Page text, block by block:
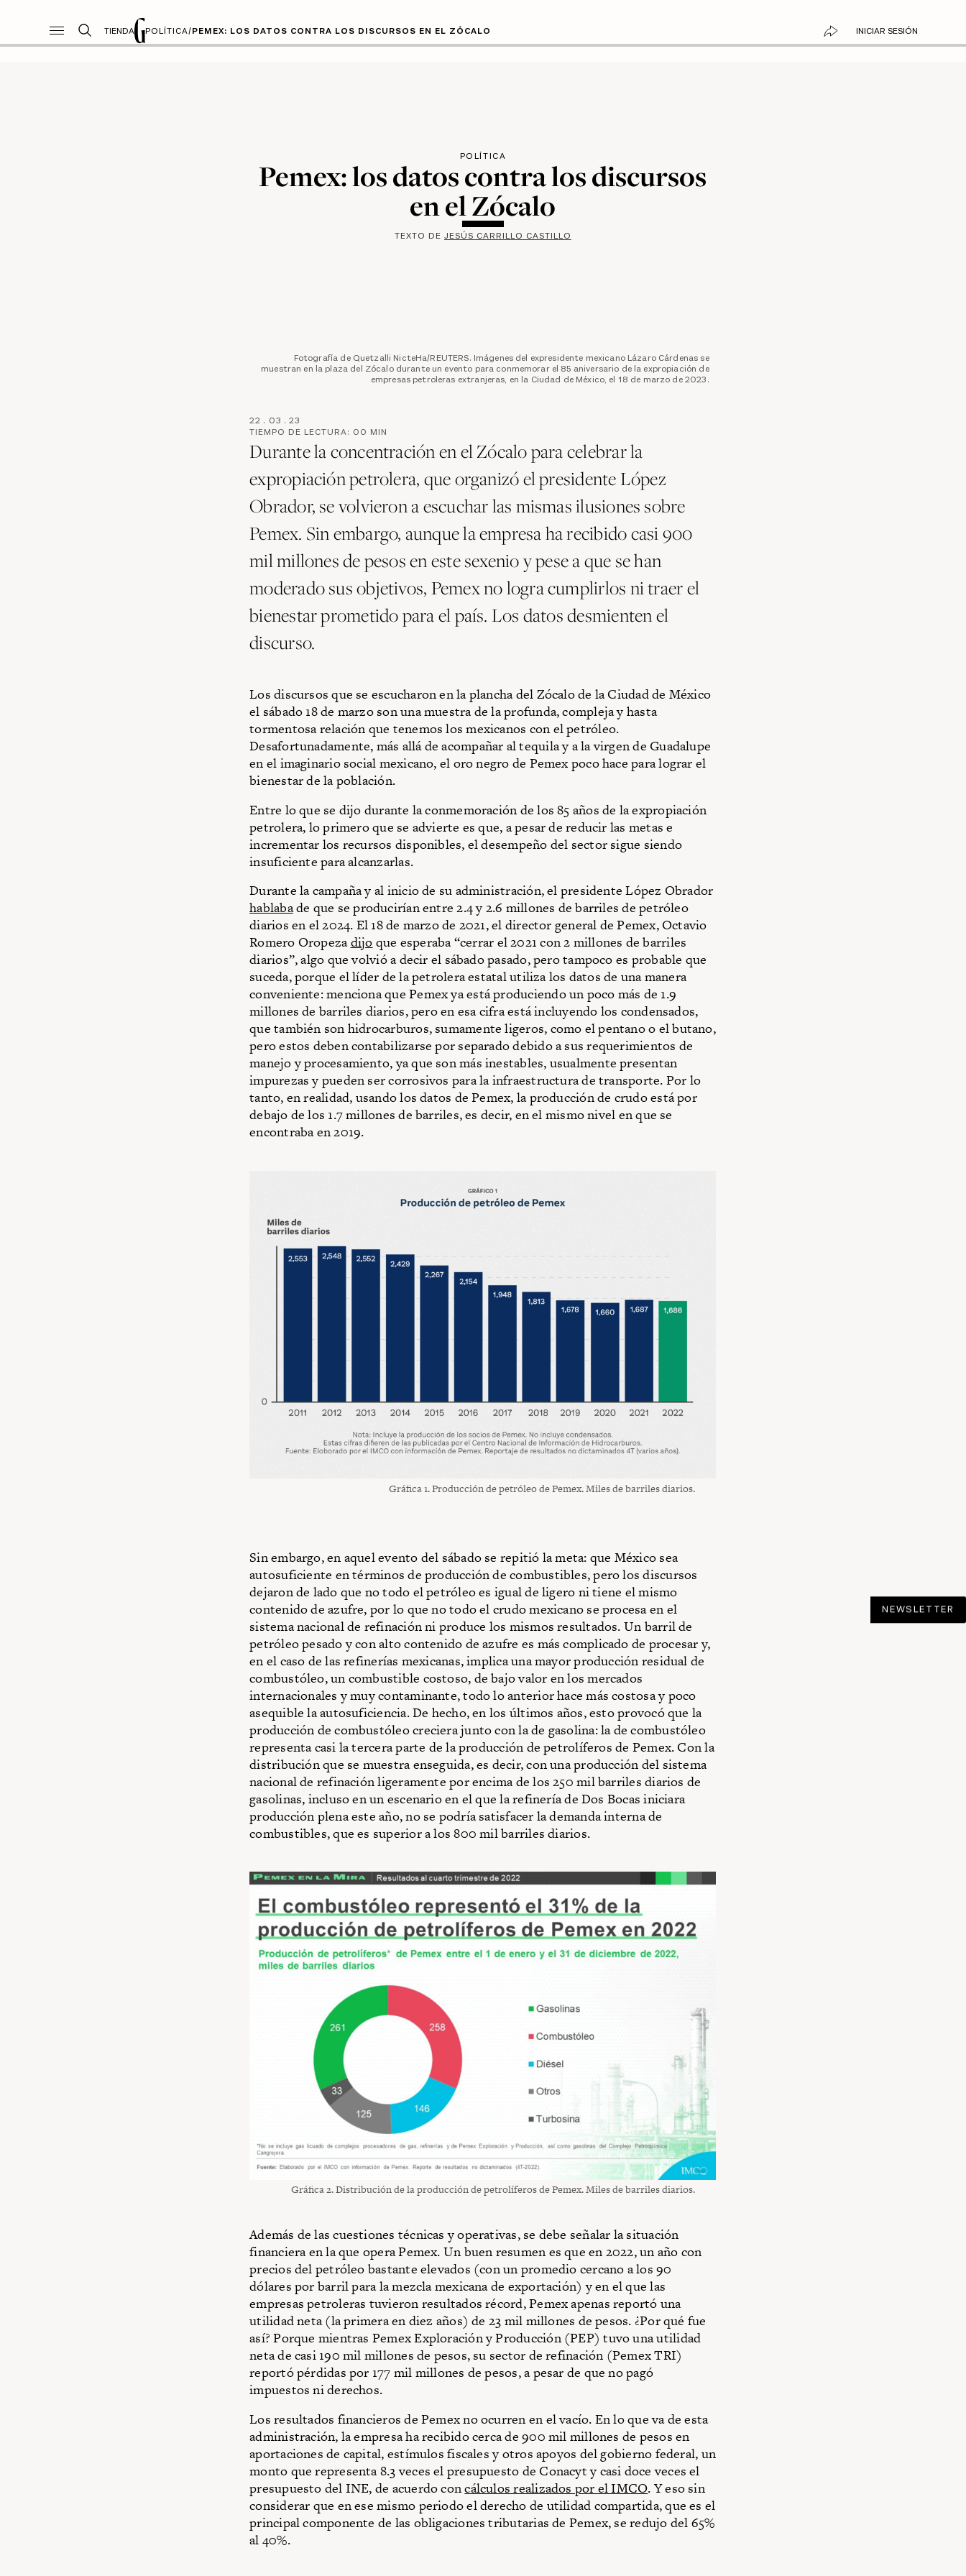
TIENDA POLÍTICA/PEMEX: LOS DATOS CONTRA LOS DISCURSOS EN EL ZÓCALO INICIAR SESIÓN
POLÍTICA
Pemex: los datos contra los discursos
en el Zócalo
TEXTO DE JESÚS CARRILLO CASTILLO
Fotografía de Quetzalli NicteHa/REUTERS. Imágenes del expresidente mexicano Lázaro Cárdenas se
muestran en la plaza del Zócalo durante un evento para conmemorar el 85 aniversario de la expropiación de
empresas petroleras extranjeras, en la Ciudad de México, el 18 de marzo de 2023.
22 . 03 . 23
TIEMPO DE LECTURA: 00 MIN
Durante la concentración en el Zócalo para celebrar la
expropiación petrolera, que organizó el presidente López
Obrador, se volvieron a escuchar las mismas ilusiones sobre
Pemex. Sin embargo, aunque la empresa ha recibido casi 900
mil millones de pesos en este sexenio y pese a que se han
moderado sus objetivos, Pemex no logra cumplirlos ni traer el
bienestar prometido para el país. Los datos desmienten el
discurso.
Los discursos que se escucharon en la plancha del Zócalo de la Ciudad de México
el sábado 18 de marzo son una muestra de la profunda, compleja y hasta
tormentosa relación que tenemos los mexicanos con el petróleo.
Desafortunadamente, más allá de acompañar al tequila y a la virgen de Guadalupe
en el imaginario social mexicano, el oro negro de Pemex poco hace para lograr el
bienestar de la población.
Entre lo que se dijo durante la conmemoración de los 85 años de la expropiación
petrolera, lo primero que se advierte es que, a pesar de reducir las metas e
incrementar los recursos disponibles, el desempeño del sector sigue siendo
insuficiente para alcanzarlas.
Durante la campaña y al inicio de su administración, el presidente López Obrador
hablabade que se producirían entre 2.4 y 2.6 millones de barriles de petróleo
diarios en el 2024. El 18 de marzo de 2021, el director general de Pemex, Octavio
Romero Oropezadijo que esperaba “cerrar el 2021 con 2 millones de barriles
diarios”, algo que volvió a decir el sábado pasado, pero tampoco es probable que
suceda, porque el líder de la petrolera estatal utiliza los datos de una manera
conveniente: menciona que Pemex ya está produciendo un poco más de 1.9
millones de barriles diarios, pero en esa cifra está incluyendo los condensados,
que también son hidrocarburos, sumamente ligeros, como el pentano o el butano,
pero estos deben contabilizarse por separado debido a sus requerimientos de
manejo y procesamiento, ya que son más inestables, usualmente presentan
impurezas y pueden ser corrosivos para la infraestructura de transporte. Por lo
tanto, en realidad, usando los datos de Pemex, la producción de crudo está por
debajo de los 1.7 millones de barriles, es decir, en el mismo nivel en que se
encontraba en 2019.
Gráfica 1. Producción de petróleo de Pemex. Miles de barriles diarios.
Sin embargo, en aquel evento del sábado se repitió la meta: que México sea
autosuficiente en términos de producción de combustibles, pero los discursos
dejaron de lado que no todo el petróleo es igual de ligero ni tiene el mismo
contenido de azufre, por lo que no todo el crudo mexicano se procesa en el
sistema nacional de refinación ni produce los mismos resultados. Un barril de
petróleo pesado y con alto contenido de azufre es más complicado de procesar y,
en el caso de las refinerías mexicanas, implica una mayor producción residual de
combustóleo, un combustible costoso, de bajo valor en los mercados
internacionales y muy contaminante, todo lo anterior hace más costosa y poco
asequible la autosuficiencia. De hecho, en los últimos años, esto provocó que la
producción de combustóleo creciera junto con la de gasolina: la de combustóleo
representa casi la tercera parte de la producción de petrolíferos de Pemex. Con la
distribución que se muestra enseguida, es decir, con una producción del sistema
nacional de refinación ligeramente por encima de los 250 mil barriles diarios de
gasolinas, incluso en un escenario en el que la refinería de Dos Bocas iniciara
producción plena este año, no se podría satisfacer la demanda interna de
combustibles, que es superior a los 800 mil barriles diarios.
Gráfica 2. Distribución de la producción de petrolíferos de Pemex. Miles de barriles diarios.
Además de las cuestiones técnicas y operativas, se debe señalar la situación
financiera en la que opera Pemex. Un buen resumen es que en 2022, un año con
precios del petróleo bastante elevados (con un promedio cercano a los 90
dólares por barril para la mezcla mexicana de exportación) y en el que las
empresas petroleras tuvieron resultados récord, Pemex apenas reportó una
utilidad neta (la primera en diez años) de 23 mil millones de pesos. ¿Por qué fue
así? Porque mientras Pemex Exploración y Producción (PEP) tuvo una utilidad
neta de casi 190 mil millones de pesos, su sector de refinación (Pemex TRI)
reportó pérdidas por 177 mil millones de pesos, a pesar de que no pagó
impuestos ni derechos.
Los resultados financieros de Pemex no ocurren en el vacío. En lo que va de esta
administración, la empresa ha recibido cerca de 900 mil millones de pesos en
aportaciones de capital, estímulos fiscales y otros apoyos del gobierno federal, un
monto que representa 8.3 veces el presupuesto de Conacyt y casi doce veces el
presupuesto del INE, de acuerdo concálculos realizados por el IMCO. Y eso sin
considerar que en ese mismo periodo el derecho de utilidad compartida, que es el
principal componente de las obligaciones tributarias de Pemex, se redujo del 65%
al 40%.
NEWSLETTER